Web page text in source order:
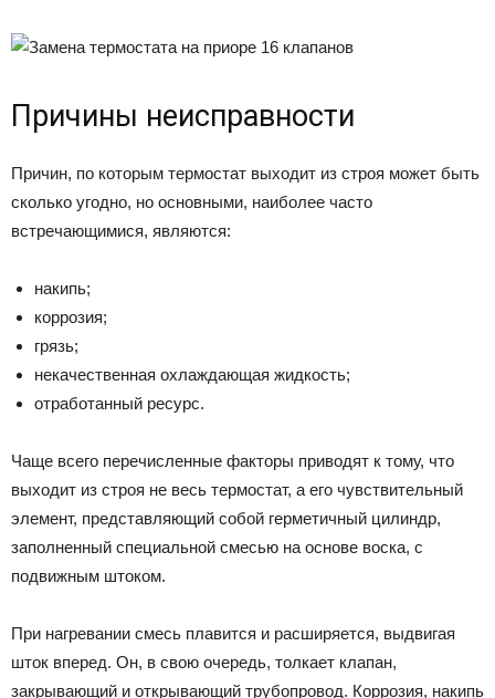
Причины неисправности
Причин, по которым термостат выходит из строя может быть
сколько угодно, но основными, наиболее часто
встречающимися, являются:
накипь;
коррозия;
грязь;
некачественная охлаждающая жидкость;
отработанный ресурс.
Чаще всего перечисленные факторы приводят к тому, что
выходит из строя не весь термостат, а его чувствительный
элемент, представляющий собой герметичный цилиндр,
заполненный специальной смесью на основе воска, с
подвижным штоком.
При нагревании смесь плавится и расширяется, выдвигая
шток вперед. Он, в свою очередь, толкает клапан,
закрывающий и открывающий трубопровод. Коррозия, накипь